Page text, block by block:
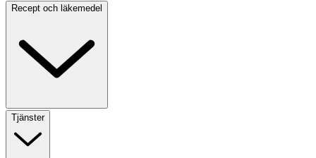
Recept och läkemedel
Tjänster